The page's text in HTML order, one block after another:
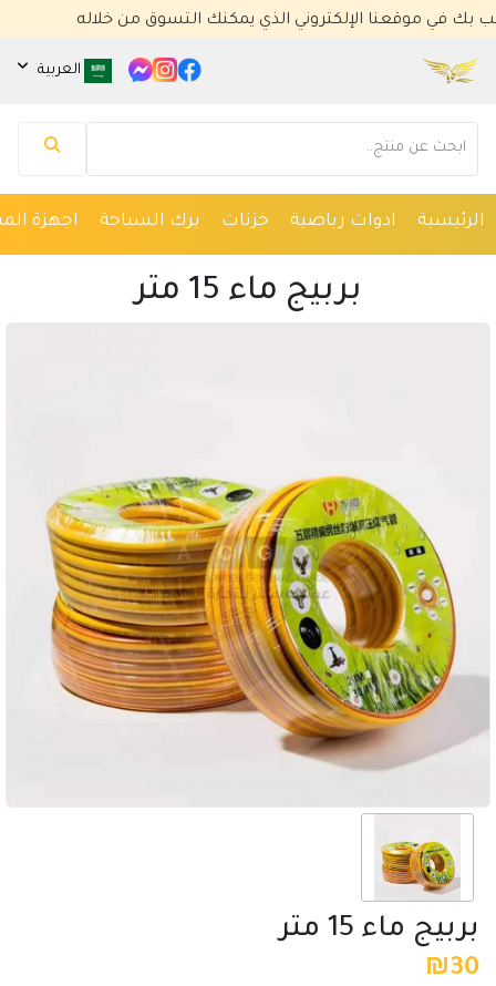
موقعنا الإلكتروني الذي يمكنك التسوق من خلاله
العربية
الرئيسية ادوات رياضية خزنات برك السباحة اجهزة
بربيج ماء 15 متر
₪30
بربيج ماء 15 متر
مساعد كايا للتسويق الإلكتروني
متصل الآن
كيف يمكنني مساعدتك؟ اكتب لي عن المنتج الذي